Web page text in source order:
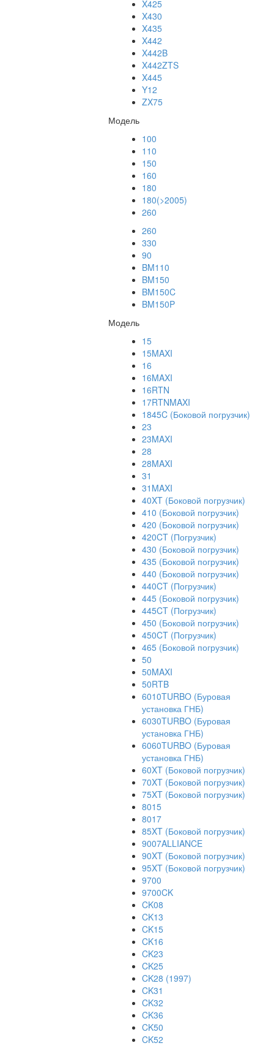
X425
X430
X435
X442
X442B
X442ZTS
X445
Y12
ZX75
Модель
100
110
150
160
180
180(>2005)
260
260
330
90
BM110
BM150
BM150C
BM150P
Модель
15
15MAXI
16
16MAXI
16RTN
17RTNMAXI
1845C (Боковой погрузчик)
23
23MAXI
28
28MAXI
31
31MAXI
40XT (Боковой погрузчик)
410 (Боковой погрузчик)
420 (Боковой погрузчик)
420CT (Погрузчик)
430 (Боковой погрузчик)
435 (Боковой погрузчик)
440 (Боковой погрузчик)
440CT (Погрузчик)
445 (Боковой погрузчик)
445CT (Погрузчик)
450 (Боковой погрузчик)
450CT (Погрузчик)
465 (Боковой погрузчик)
50
50MAXI
50RTB
6010TURBO (Буровая
установка ГНБ)
6030TURBO (Буровая
установка ГНБ)
6060TURBO (Буровая
установка ГНБ)
60XT (Боковой погрузчик)
70XT (Боковой погрузчик)
75XT (Боковой погрузчик)
8015
8017
85XT (Боковой погрузчик)
9007ALLIANCE
90XT (Боковой погрузчик)
95XT (Боковой погрузчик)
9700
9700CK
CK08
CK13
CK15
CK16
CK23
CK25
CK28 (1997)
CK31
CK32
CK36
CK50
CK52